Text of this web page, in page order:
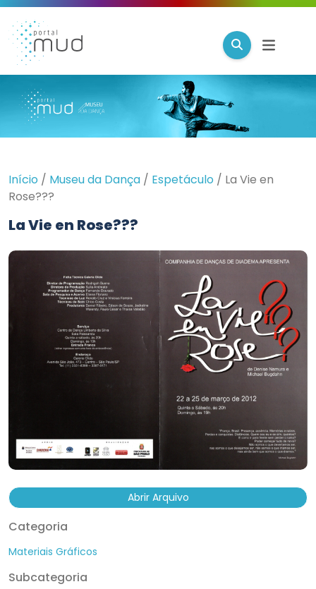
Início / Museu da Dança / Espetáculo / La Vie en
Rose???
La Vie en Rose???
Abrir Arquivo
Categoria
Materiais Gráficos
Subcategoria